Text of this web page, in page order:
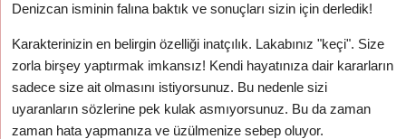
Denizcan isminin falına baktık ve sonuçları sizin için derledik!
Karakterinizin en belirgin özelliği inatçılık. Lakabınız "keçi". Size
zorla birşey yaptırmak imkansız! Kendi hayatınıza dair kararların
sadece size ait olmasını istiyorsunuz. Bu nedenle sizi
uyaranların sözlerine pek kulak asmıyorsunuz. Bu da zaman
zaman hata yapmanıza ve üzülmenize sebep oluyor.